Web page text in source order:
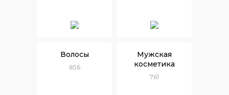
Волосы
856
Мужская
косметика
761